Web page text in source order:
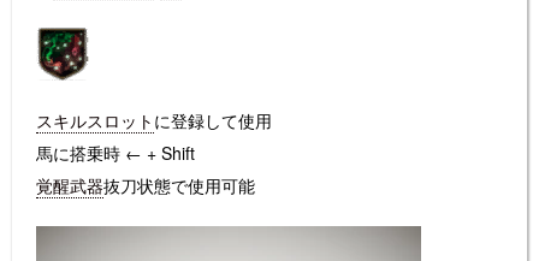
スキルスロット に登録して使用
馬に搭乗時 ← + Shift
覚醒武器抜刀状態で使用可能